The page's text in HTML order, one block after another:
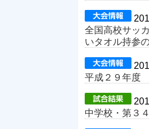
全国高校サッ
いタオル持参
平成２９年度
中学校・第３